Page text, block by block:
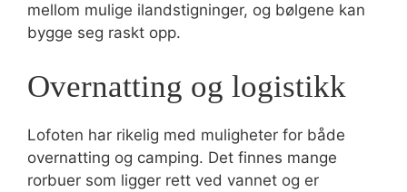
mellom mulige ilandstigninger, og bølgene kan
bygge seg raskt opp.
Overnatting og logistikk
Lofoten har rikelig med muligheter for både
overnatting og camping. Det finnes mange
rorbuer som ligger rett ved vannet og er